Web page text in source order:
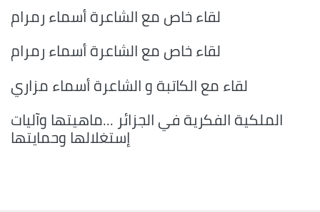
لقاء خاص مع الشاعرة أسماء رمرام
لقاء خاص مع الشاعرة أسماء رمرام
لقاء مع الكاتبة و الشاعرة أسماء مزاري
الملكية الفكرية في الجزائر ...ماهيتها وآليات
إستغلالها وحمايتها